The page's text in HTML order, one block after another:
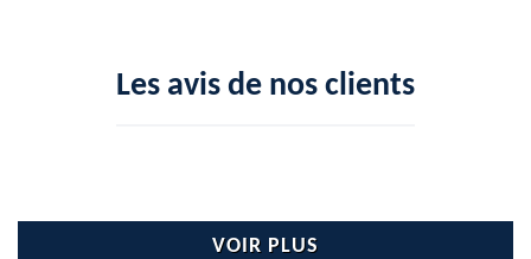
Les avis de nos clients
VOIR PLUS